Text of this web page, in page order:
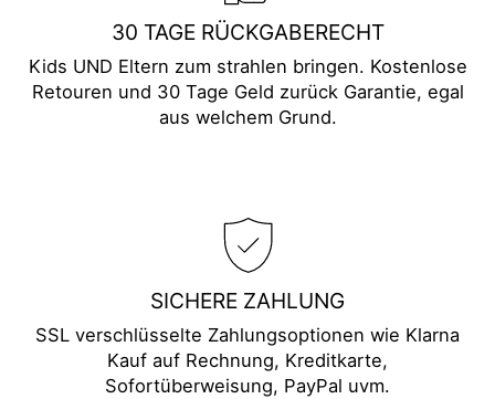
30 TAGE RÜCKGABERECHT
Kids UND Eltern zum strahlen bringen. Kostenlose
Retouren und 30 Tage Geld zurück Garantie, egal
aus welchem Grund.
SICHERE ZAHLUNG
SSL verschlüsselte Zahlungsoptionen wie Klarna
Kauf auf Rechnung, Kreditkarte,
Sofortüberweisung, PayPal uvm.